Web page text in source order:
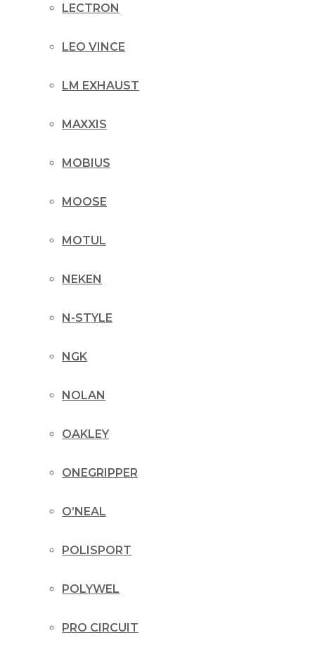
LECTRON
LEO VINCE
LM EXHAUST
MAXXIS
MOBIUS
MOOSE
MOTUL
NEKEN
N-STYLE
NGK
NOLAN
OAKLEY
ONEGRIPPER
O’NEAL
POLISPORT
POLYWEL
PRO CIRCUIT